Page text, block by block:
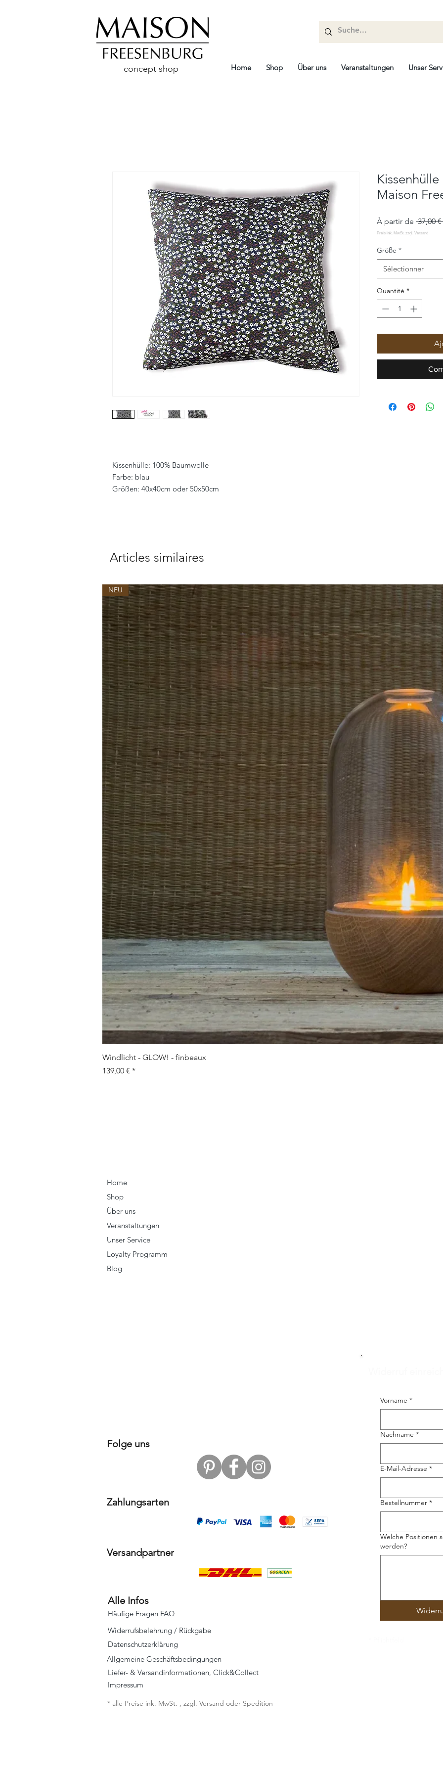
concept shop Home Shop Über uns Veranstaltungen Unser
Kissenhülle: 100% Baumwolle
Farbe: blau
Größen: 40x40cm oder 50x50cm
Maison
À partir de 37,00 €
Größe *
Sélectionner
Quantité *
Articles similaires
NEU
Windlicht - GLOW! - finbeaux
Prix
139,00 €
Home
Shop
Über uns
Veranstaltungen
Unser Service
Loyalty Programm
Blog
Folge uns
Zahlungsarten
Vorname *
Nachname *
E-Mail-Adresse *
Bestellnummer *
Welche Positionen
werden?
Versandpartner
Alle Infos
Liefer- & Versandinformationen, Click&Collect
Häufige Fragen FAQ
Widerrufsbelehrung / Rückgabe
Allgemeine Geschäftsbedingungen
Datenschutzerklärung
Impressum
* alle Preise ink. MwSt. , zzgl. Versand oder Spedition